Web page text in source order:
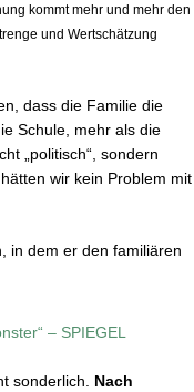
kommt mehr und mehr den
und Wertschätzung
dass die Familie die
Schule, mehr als die
„politisch“, sondern
wir kein Problem mit
in dem er den familiären
– SPIEGEL
sonderlich. Nach